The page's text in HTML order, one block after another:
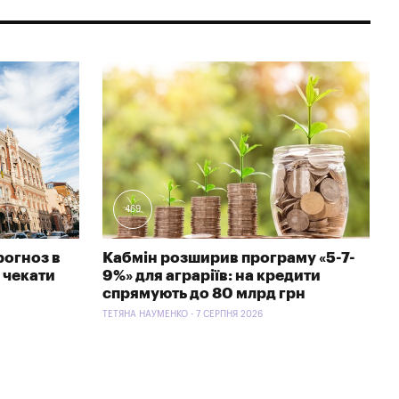
в
чекати
469
Кабмін розширив програму «5-7-
9%» для аграріїв: на кредити
спрямують до 80 млрд грн
ТЕТЯНА НАУМЕНКО - 7 СЕРПНЯ 2026